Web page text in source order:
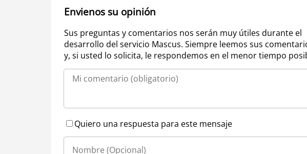
Envienos su opinión
Sus preguntas y comentarios nos serán muy útiles durante el
desarrollo del servicio Mascus. Siempre leemos sus
y, si usted lo solicita, le respondemos en el menor tiempo
Quiero una respuesta para este mensaje